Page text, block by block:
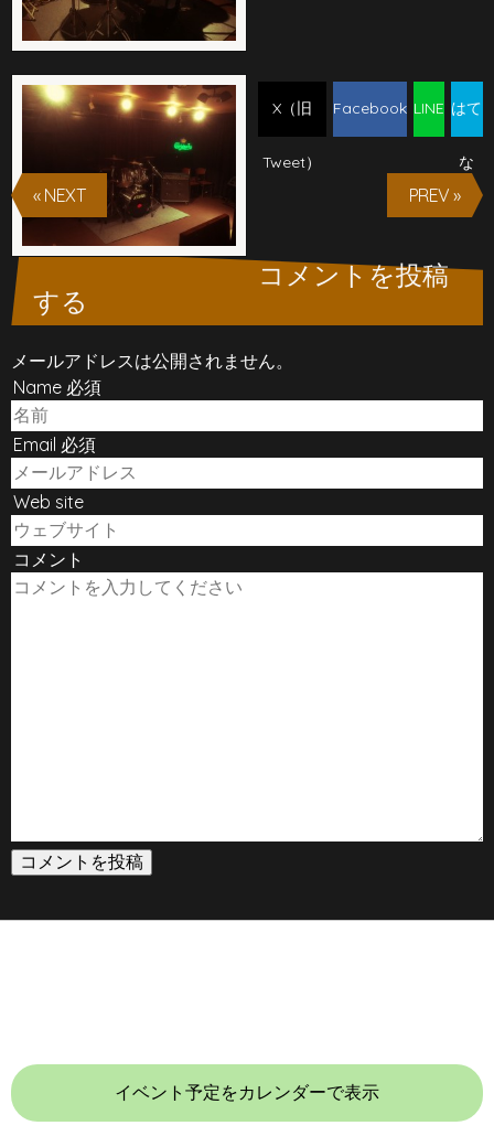
X（旧
Tweet）
Facebook LINE はて
な
« NEXT PREV »
コメントを投稿
する
メールアドレスは公開されません。
Name 必須
Email 必須
Web site
コメント
イベント予定をカレンダーで表示